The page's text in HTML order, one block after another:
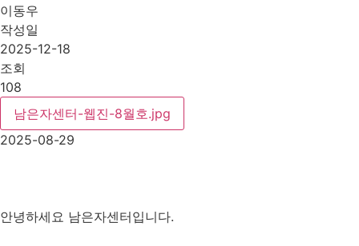
이동우
작성일
2025-12-18
조회
108
남은자센터-웹진-8월호.jpg
2025-08-29
안녕하세요 남은자센터입니다.